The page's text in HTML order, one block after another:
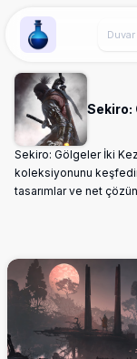
Wallpaper
Sekiro:
Sekiro: Gölgeler İki
koleksiyonunu
tasarımlar ve net